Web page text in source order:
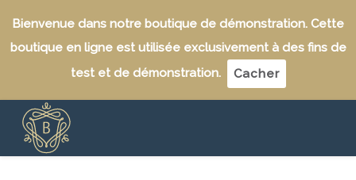
Bienvenue dans notre boutique de démonstration. Cette
boutique en ligne est utilisée exclusivement à des fins de
test et de démonstration.
Cacher